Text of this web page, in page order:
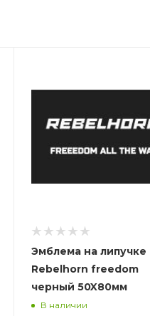
Эмблема на липучке
Rebelhorn freedom
черный 50X80мм
В наличии